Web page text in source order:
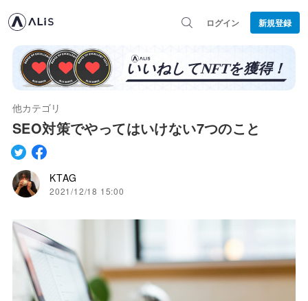
ログイン 新規登録
他カテゴリ
SEO対策でやってはいけない7つのこと
KTAG
2021/12/18 15:00